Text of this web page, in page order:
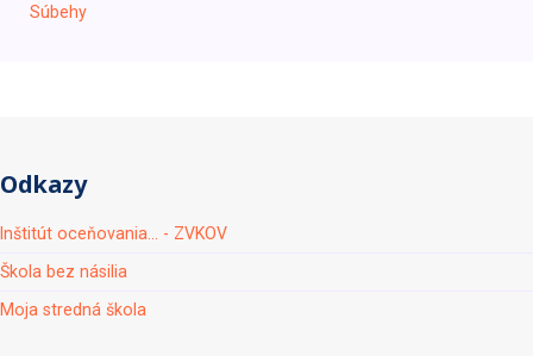
Súbehy
Odkazy
Inštitút oceňovania... - ZVKOV
Škola bez násilia
Moja stredná škola